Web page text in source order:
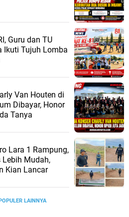
Guru dan TU
Ikuti Tujuh Lomba
Van Houten di
Dibayar, Honor
Tanya
Lara 1 Rampung,
Lebih Mudah,
Kian Lancar
LAINNYA